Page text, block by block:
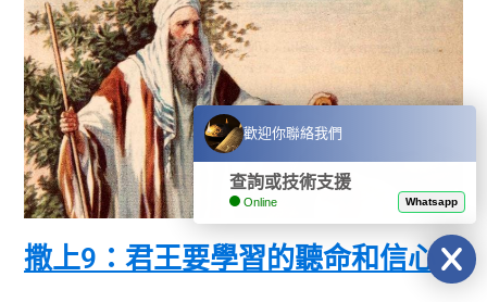
撒上9：君王要學習的聽命和信心
歡迎你聯絡我們
查詢或技術支援
Online Whatsapp